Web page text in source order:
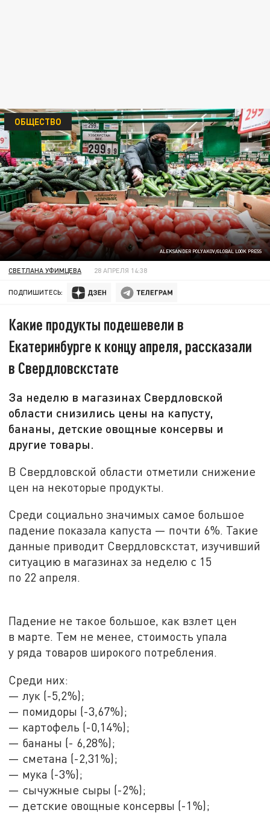
ALEKSANDER POLYAKOV/GLOBAL LOOK PRESS
ОБЩЕСТВО
СВЕТЛАНА УФИМЦЕВА 28 АПРЕЛЯ 14:38
ПОДПИШИТЕСЬ:
Какие продукты подешевели в
Екатеринбурге к концу апреля, рассказали
в Свердловскстате
За неделю в магазинах Свердловской
области снизились цены на капусту,
бананы, детские овощные консервы и
другие товары.
В Свердловской области отметили снижение
цен на некоторые продукты.
Среди социально значимых самое большое
падение показала капуста — почти 6%. Такие
данные приводит Свердловскстат, изучивший
ситуацию в магазинах за неделю с 15
по 22 апреля.
Падение не такое большое, как взлет цен
в марте. Тем не менее, стоимость упала
у ряда товаров широкого потребления.
Среди них:
— лук (-5,2%);
— помидоры (-3,67%);
— картофель (-0,14%);
— бананы (- 6,28%);
— сметана (-2,31%);
— мука (-3%);
— сычужные сыры (-2%);
— детские овощные консервы (-1%);